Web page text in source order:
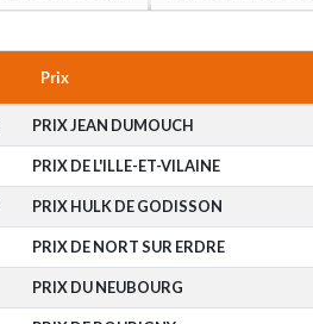
Prix
PRIX JEAN DUMOUCH
PRIX DE L'ILLE-ET-VILAINE
PRIX HULK DE GODISSON
PRIX DE NORT SUR ERDRE
PRIX DU NEUBOURG